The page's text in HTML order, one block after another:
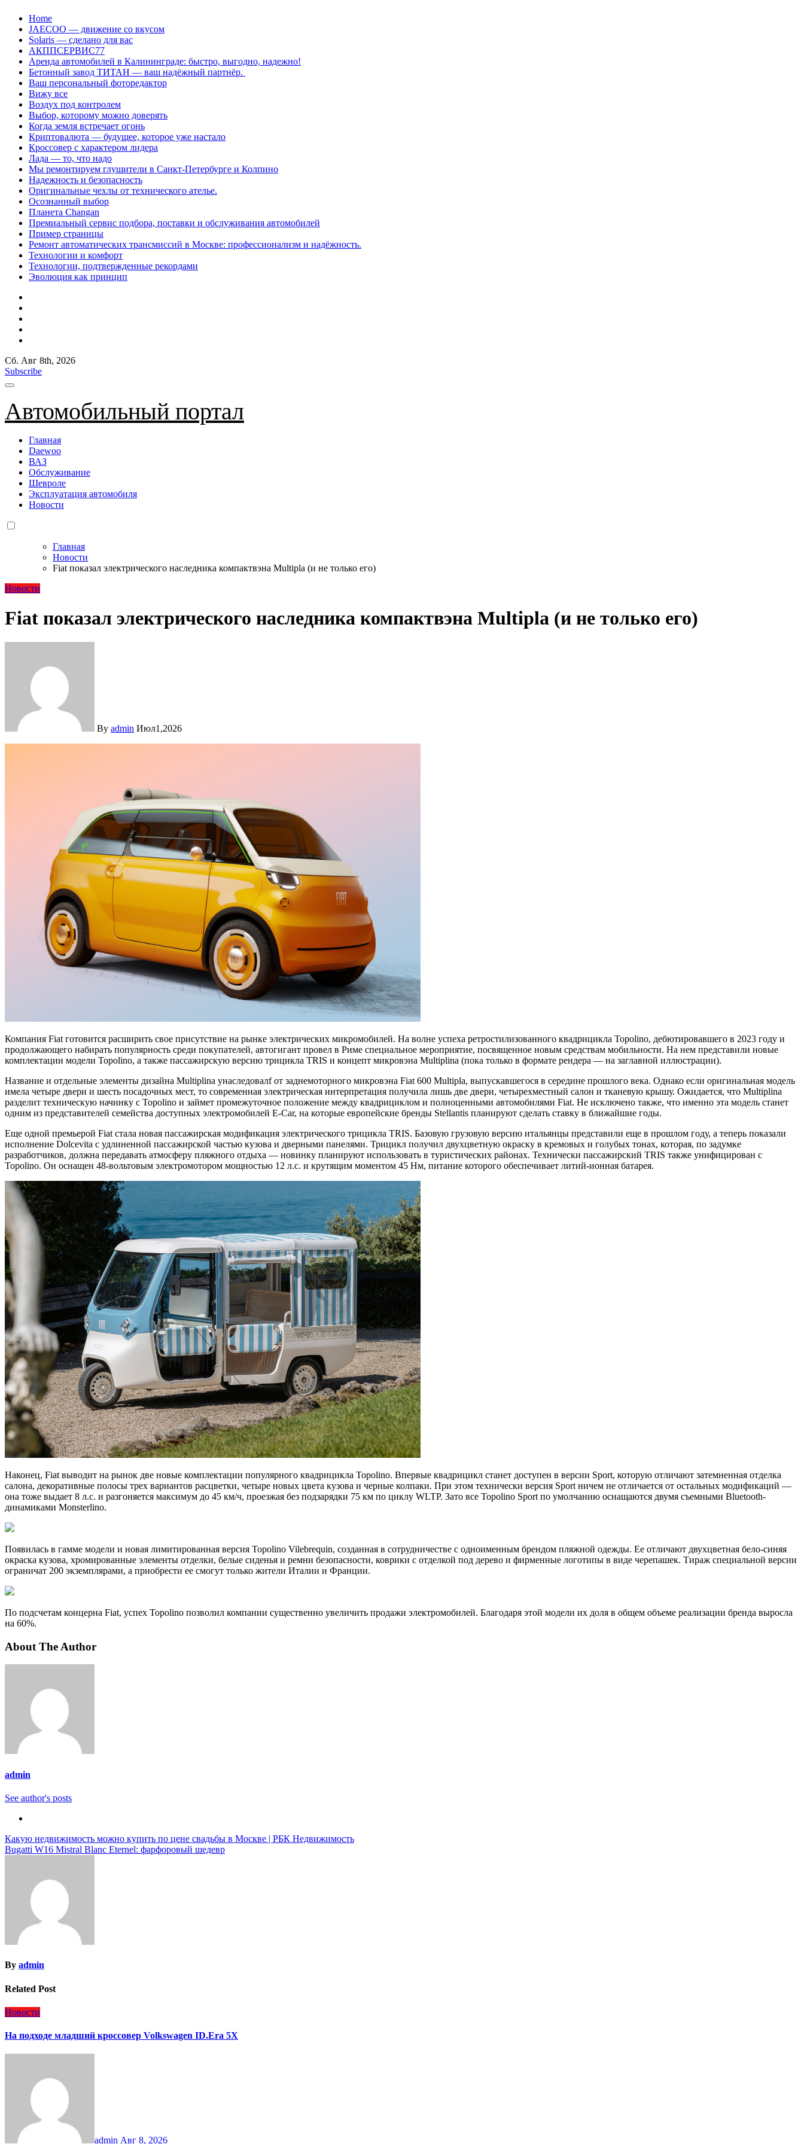
Перейти
содержанию
Home
JAECOO — движение со вкусом
Solaris — сделано для вас
АКППСЕРВИС77
Аренда автомобилей в Калининграде: быстро, выгодно, надежно!
Бетонный завод ТИТАН — ваш надёжный партнёр.
Ваш персональный фоторедактор
Вижу все
Воздух под контролем
Выбор, которому можно доверять
Когда земля встречает огонь
Криптовалюта — будущее, которое уже настало
Кроссовер с характером лидера
Лада — то, что надо
Мы ремонтируем глушители в Санкт-Петербурге и Колпино
Надежность и безопасность
Оригинальные чехлы от технического ателье.
Осознанный выбор
Планета Changan
Премиальный сервис подбора, поставки и обслуживания автомобилей
Пример страницы
Ремонт автоматических трансмиссий в Москве: профессионализм и надёжность.
Технологии и комфорт
Технологии, подтвержденные рекордами
Эволюция как принцип
Сб. Авг 8th, 2026
Subscribe
Автомобильный портал
Главная
Daewoo
ВАЗ
Обслуживание
Шевроле
Эксплуатация автомобиля
Новости
Главная
Новости
Fiat показал электрического наследника компактвэна Multipla (и не только его)
Новости
Fiat показал электрического наследника компактвэна Multipla (и не только его)
By admin Июл1,2026
Компания Fiat готовится расширить свое присутствие на рынке электрических микромобилей. На волне успеха ретростилизованного квадрицикла Topolino, дебютировавшего в 2023 году и
продолжающего набирать популярность среди покупателей, автогигант провел в Риме специальное мероприятие, посвященное новым средствам мобильности. На нем представили новые
комплектации модели Topolino, а также пассажирскую версию трицикла TRIS и концепт микровэна Multiplina (пока только в формате рендера — на заглавной иллюстрации).
Название и отдельные элементы дизайна Multiplina унаследовалf от заднемоторного микровэна Fiat 600 Multipla, выпускавшегося в середине прошлого века. Однако если оригинальная модель
имела четыре двери и шесть посадочных мест, то современная электрическая интерпретация получила лишь две двери, четырехместный салон и тканевую крышу. Ожидается, что Multiplina
разделит техническую начинку с Topolino и займет промежуточное положение между квадрициклом и полноценными автомобилями Fiat. Не исключено также, что именно эта модель станет
одним из представителей семейства доступных электромобилей E-Car, на которые европейские бренды Stellantis планируют сделать ставку в ближайшие годы.
Еще одной премьерой Fiat стала новая пассажирская модификация электрического трицикла TRIS. Базовую грузовую версию итальянцы представили еще в прошлом году, а теперь показали
исполнение Dolcevita с удлиненной пассажирской частью кузова и дверными панелями. Трицикл получил двухцветную окраску в кремовых и голубых тонах, которая, по задумке
разработчиков, должна передавать атмосферу пляжного отдыха — новинку планируют использовать в туристических районах. Технически пассажирский TRIS также унифицирован с
Topolino. Он оснащен 48-вольтовым электромотором мощностью 12 л.с. и крутящим моментом 45 Нм, питание которого обеспечивает литий-ионная батарея.
Наконец, Fiat выводит на рынок две новые комплектации популярного квадрицикла Topolino. Впервые квадрицикл станет доступен в версии Sport, которую отличают затемненная отделка
салона, декоративные полосы трех вариантов расцветки, четыре новых цвета кузова и черные колпаки. При этом технически версия Sport ничем не отличается от остальных модификаций —
она тоже выдает 8 л.с. и разгоняется максимум до 45 км/ч, проезжая без подзарядки 75 км по циклу WLTP. Зато все Topolino Sport по умолчанию оснащаются двумя съемными Bluetooth-
динамиками Monsterlino.
Появилась в гамме модели и новая лимитированная версия Topolino Vilebrequin, созданная в сотрудничестве с одноименным брендом пляжной одежды. Ее отличают двухцветная бело-синяя
окраска кузова, хромированные элементы отделки, белые сиденья и ремни безопасности, коврики с отделкой под дерево и фирменные логотипы в виде черепашек. Тираж специальной версии
ограничат 200 экземплярами, а приобрести ее смогут только жители Италии и Франции.
По подсчетам концерна Fiat, успех Topolino позволил компании существенно увеличить продажи электромобилей. Благодаря этой модели их доля в общем объеме реализации бренда выросла
на 60%.
About The Author
admin
See author's posts
Навигация
по
Какую недвижимость можно купить по цене свадьбы в Москве | РБК Недвижимость
Bugatti W16 Mistral Blanc Eternel: фарфоровый шедевр
By admin
Related Post
Новости
На подходе младший кроссовер Volkswagen ID.Era 5X
admin Авг 8, 2026